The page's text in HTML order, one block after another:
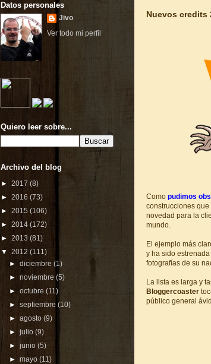
Nuevos credits
Como pudimos
construcciones
novedad para la
mundo.
El ejemplo más
y ha sido
fotografías de su
La lista es larga y
Bloggercoaster
público general
Datos personales
Jivo
Ver todo mi perfil
Quiero leer sobre...
Archivo del blog
► 2017 (8)
► 2016 (73)
► 2015 (106)
► 2014 (172)
► 2013 (81)
▼ 2012 (111)
►diciembre(1)
►noviembre(5)
►octubre(11)
►septiembre(10)
►agosto(9)
►julio(9)
►junio(5)
►mayo(11)